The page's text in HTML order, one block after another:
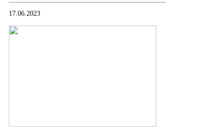
Контакты
Знамя Победы
17.06.2023